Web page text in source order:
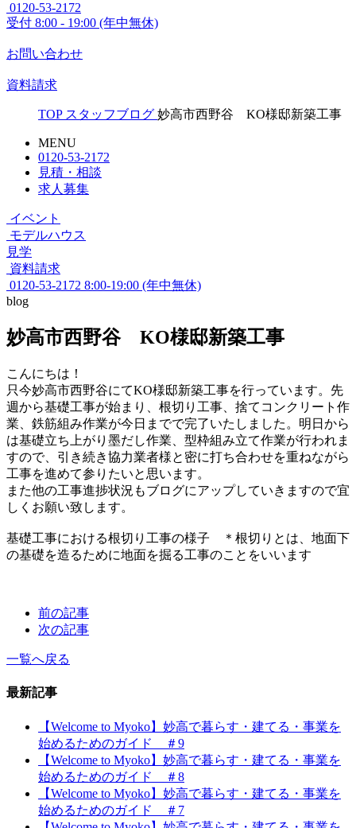
0120-53-2172
受付 8:00 - 19:00 (年中無休)
お問い合わせ
資料請求
TOP スタッフブログ 妙高市西野谷 KO様邸新築工事
MENU
0120-53-2172
見積・相談
求人募集
イベント
モデルハウス
見学
資料請求
0120-53-2172 8:00-19:00 (年中無休)
blog
妙高市西野谷 KO様邸新築工事
こんにちは！
只今妙高市西野谷にてKO様邸新築工事を行っています。先
週から基礎工事が始まり、根切り工事、捨てコンクリート作
業、鉄筋組み作業が今日までで完了いたしました。明日から
は基礎立ち上がり墨だし作業、型枠組み立て作業が行われま
すので、引き続き協力業者様と密に打ち合わせを重ねながら
工事を進めて参りたいと思います。
また他の工事進捗状況もブログにアップしていきますので宜
しくお願い致します。
基礎工事における根切り工事の様子 ＊根切りとは、地面下
の基礎を造るために地面を掘る工事のことをいいます
前の記事
次の記事
一覧へ戻る
最新記事
【Welcome to Myoko】妙高で暮らす・建てる・事業を
始めるためのガイド ＃9
【Welcome to Myoko】妙高で暮らす・建てる・事業を
始めるためのガイド ＃8
【Welcome to Myoko】妙高で暮らす・建てる・事業を
始めるためのガイド ＃7